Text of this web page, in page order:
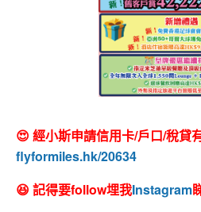
😍 經小斯申請信用卡/戶口/稅貸
flyformiles.hk/20634
😆 記得要follow埋我Instagram